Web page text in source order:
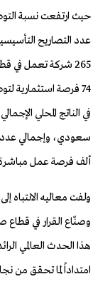
265 شركة تعمل في
74 فرصة استثمارية
ألف فرصة عمل مباشرة، و60 ألف فرصة عمل غير
ولفت معاليه الانتباه
وصنّاع القرار في قطاع
هذا الحدث العالمي
امتداداً لما تحقق من